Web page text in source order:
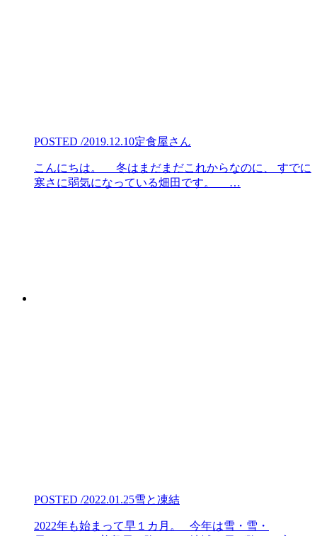
POSTED /2019.12.10定食屋さん
こんにちは。 冬はまだまだこれからなのに、 すでに
寒さに弱気になっている畑田です。 …
POSTED /2022.01.25雪と凍結
2022年も始まって早１カ月。 今年は雪・雪・